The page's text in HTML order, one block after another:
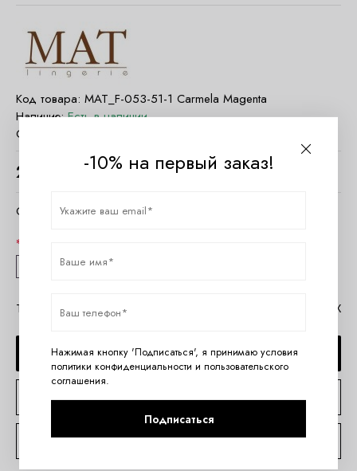
Код товара: MAT_F-053-51-1 Carmela Magenta
Наличие:Есть в наличии
Страна:
2500 руб.
Очистить параметры
40
Таблица размеров MAT Помощь в MAX
ДОБАВИТЬ В КОРЗИНУ
КУПИТЬ В 1 КЛИК
КОНСУЛЬТАЦИЯ ПО TELEGRAM
-10% на первый заказ!
Нажимая кнопку 'Подписаться', я принимаю условия
политики конфиденциальности и пользовательского
соглашения.
Подписаться